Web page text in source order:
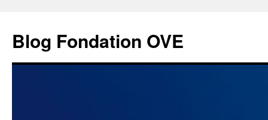
contenu
Blog Fondation OVE